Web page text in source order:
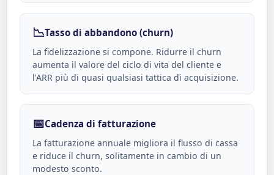
📉Tasso di abbandono (churn)
La fidelizzazione si compone. Ridurre il churn
aumenta il valore del ciclo di vita del cliente e
l'ARR più di quasi qualsiasi tattica di acquisizione.
📅Cadenza di fatturazione
La fatturazione annuale migliora il flusso di cassa
e riduce il churn, solitamente in cambio di un
modesto sconto.